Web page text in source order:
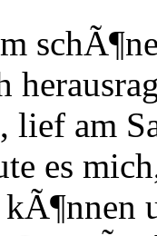
am
es